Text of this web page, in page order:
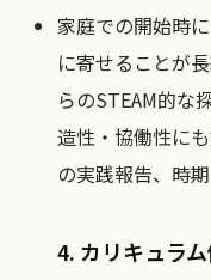
家庭での開始時
に寄せることが
らのSTEAM的な
造性・協働性に
の実践報告、時
4. カリキュラ